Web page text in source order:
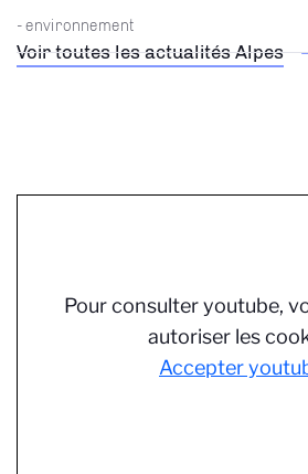
Voir toutes les actualités Alpes
- environnement
Pour consulter youtube,
autoriser les
Accepter